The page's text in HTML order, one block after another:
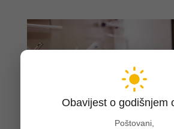
Obavijest o godišnjem
Poštovani,